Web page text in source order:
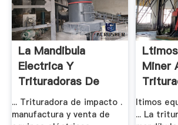
La Mandibula
Electrica Y
Trituradoras De
Cono
... Trituradora de impacto .
manufactura y venta de
Miner
ltimos
... La